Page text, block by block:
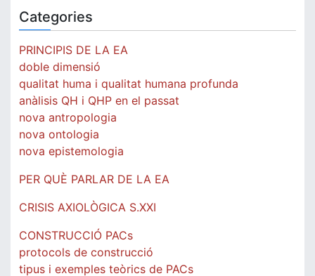
Categories
PRINCIPIS DE LA EA
doble dimensió
qualitat huma i qualitat humana profunda
anàlisis QH i QHP en el passat
nova antropologia
nova ontologia
nova epistemologia
PER QUÈ PARLAR DE LA EA
CRISIS AXIOLÒGICA S.XXI
CONSTRUCCIÓ PACs
protocols de construcció
tipus i exemples teòrics de PACs